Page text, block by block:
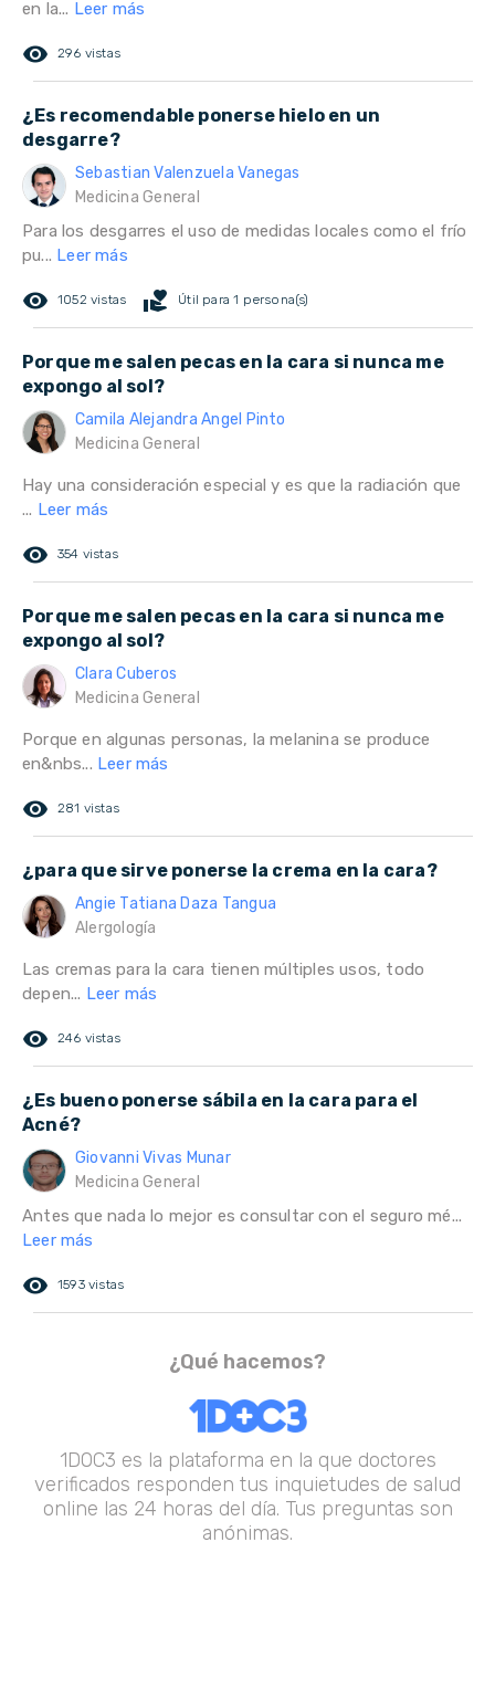
en la... Leer más
remove_red_eye 296 vistas
¿Es recomendable ponerse hielo en un
desgarre?
Sebastian Valenzuela Vanegas
Medicina General
Para los desgarres el uso de medidas locales como el frío
pu... Leer más
remove_red_eye 1052 vistas volunteer_activism Útil para 1 persona(s)
Porque me salen pecas en la cara si nunca me
expongo al sol?
Camila Alejandra Angel Pinto
Medicina General
Hay una consideración especial y es que la radiación que
... Leer más
remove_red_eye 354 vistas
Porque me salen pecas en la cara si nunca me
expongo al sol?
Clara Cuberos
Medicina General
Porque en algunas personas, la melanina se produce
en&nbs... Leer más
remove_red_eye 281 vistas
¿para que sirve ponerse la crema en la cara?
Angie Tatiana Daza Tangua
Alergología
Las cremas para la cara tienen múltiples usos, todo
depen... Leer más
remove_red_eye 246 vistas
¿Es bueno ponerse sábila en la cara para el
Acné?
Giovanni Vivas Munar
Medicina General
Antes que nada lo mejor es consultar con el seguro mé...
Leer más
remove_red_eye 1593 vistas
¿Qué hacemos?
1DOC3 es la plataforma en la que doctores
verificados responden tus inquietudes de salud
online las 24 horas del día. Tus preguntas son
anónimas.